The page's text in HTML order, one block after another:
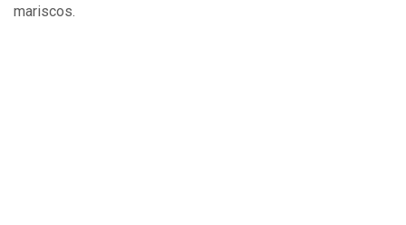
mariscos.